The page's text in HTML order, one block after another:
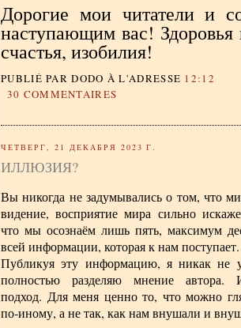
Дорогие мои читатели и
наступающим вас! Здоровья
счастья, изобилия!
PUBLIÉ PAR DODO À L'ADRESSE 12:12
30 COMMENTAIRES
ЧЕТВЕРГ, 21 ДЕКАБРЯ 2023 Г.
ИЛЛЮЗИЯ?
Вы никогда не задумывались о том, что
видение, восприятие мира сильно
что мы осознаём лишь пять, максимум
всей информации, которая к нам поступает.
Публикуя эту информацию, я никак не
полностью разделяю мнение автора.
подход. Для меня ценно то, что можно
по-иному, а не так, как нам внушали и